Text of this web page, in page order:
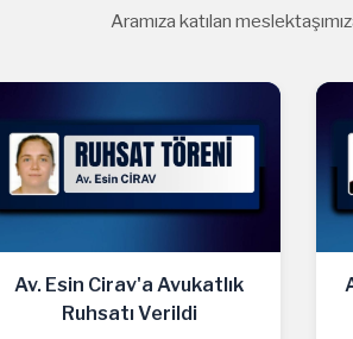
Aramıza katılan
Av. İsmail Aksel'e Avukatlık
Ruhsatı Verildi